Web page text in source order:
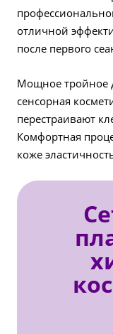
отличной
после первого
Мощное тройное
сенсорная
перестраивают
Комфортная
коже